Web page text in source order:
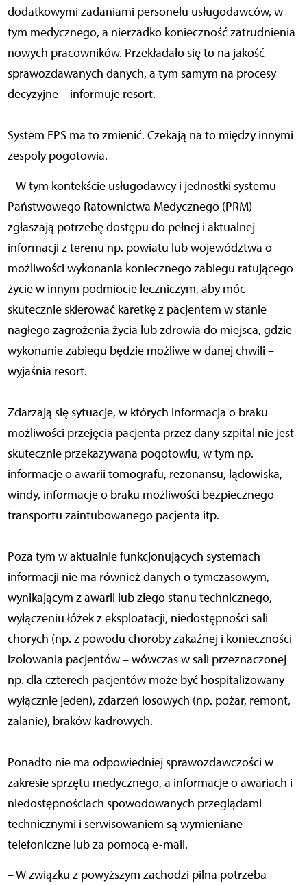
dodatkowymi zadaniami personelu usługodawców, w
tym medycznego, a nierzadko konieczność zatrudnienia
nowych pracowników. Przekładało się to na jakość
sprawozdawanych danych, a tym samym na procesy
decyzyjne – informuje resort.
System EPS ma to zmienić. Czekają na to między innymi
zespoły pogotowia.
– W tym kontekście usługodawcy i jednostki systemu
Państwowego Ratownictwa Medycznego (PRM)
zgłaszają potrzebę dostępu do pełnej i aktualnej
informacji z terenu np. powiatu lub województwa o
możliwości wykonania koniecznego zabiegu ratującego
życie w innym podmiocie leczniczym, aby móc
skutecznie skierować karetkę z pacjentem w stanie
nagłego zagrożenia życia lub zdrowia do miejsca, gdzie
wykonanie zabiegu będzie możliwe w danej chwili –
wyjaśnia resort.
Zdarzają się sytuacje, w których informacja o braku
możliwości przejęcia pacjenta przez dany szpital nie jest
skutecznie przekazywana pogotowiu, w tym np.
informacje o awarii tomografu, rezonansu, lądowiska,
windy, informacje o braku możliwości bezpiecznego
transportu zaintubowanego pacjenta itp.
Poza tym w aktualnie funkcjonujących systemach
informacji nie ma również danych o tymczasowym,
wynikającym z awarii lub złego stanu technicznego,
wyłączeniu łóżek z eksploatacji, niedostępności sali
chorych (np. z powodu choroby zakaźnej i konieczności
izolowania pacjentów – wówczas w sali przeznaczonej
np. dla czterech pacjentów może być hospitalizowany
wyłącznie jeden), zdarzeń losowych (np. pożar, remont,
zalanie), braków kadrowych.
Ponadto nie ma odpowiedniej sprawozdawczości w
zakresie sprzętu medycznego, a informacje o awariach i
niedostępnościach spowodowanych przeglądami
technicznymi i serwisowaniem są wymieniane
telefoniczne lub za pomocą e-mail.
– W związku z powyższym zachodzi pilna potrzeba